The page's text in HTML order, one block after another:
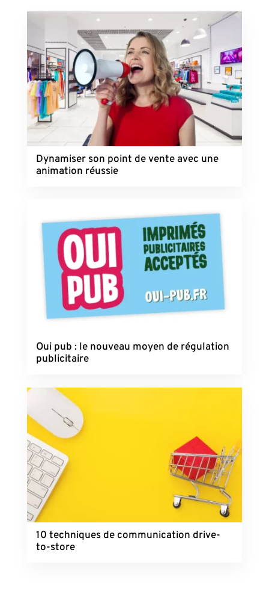
Dynamiser son point de vente avec une
animation réussie
Oui pub : le nouveau moyen de régulation
publicitaire
10 techniques de communication drive-
to-store